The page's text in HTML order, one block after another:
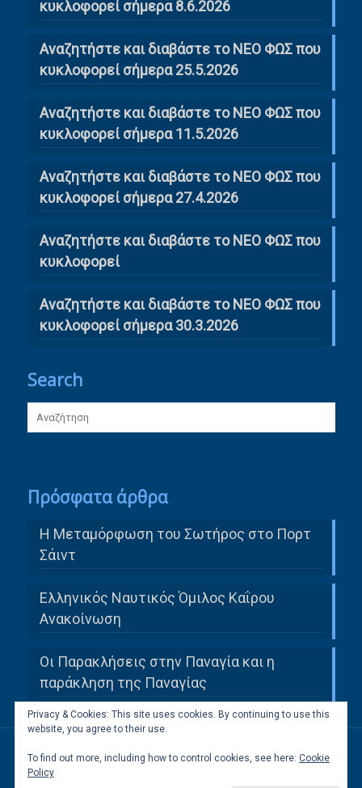
κυκλοφορεί σήμερα 8.6.2026
Αναζητήστε και διαβάστε το ΝΕΟ ΦΩΣ που
κυκλοφορεί σήμερα 25.5.2026
Αναζητήστε και διαβάστε το ΝΕΟ ΦΩΣ που
κυκλοφορεί σήμερα 11.5.2026
Αναζητήστε και διαβάστε το ΝΕΟ ΦΩΣ που
κυκλοφορεί σήμερα 27.4.2026
Αναζητήστε και διαβάστε το ΝΕΟ ΦΩΣ που
κυκλοφορεί
Αναζητήστε και διαβάστε το ΝΕΟ ΦΩΣ που
κυκλοφορεί σήμερα 30.3.2026
Search
Πρόσφατα άρθρα
Η Μεταμόρφωση του Σωτήρος στο Πορτ
Σάιντ
Ελληνικός Ναυτικός Όμιλος Καΐρου
Ανακοίνωση
Οι Παρακλήσεις στην Παναγία και η
παράκληση της Παναγίας
All Rights Reserved to Ελληνική Κοινότητα
Privacy & Cookies: This site uses cookies. By continuing to use this
website, you agree to their use.
To find out more, including how to control cookies, see here: Cookie
Policy